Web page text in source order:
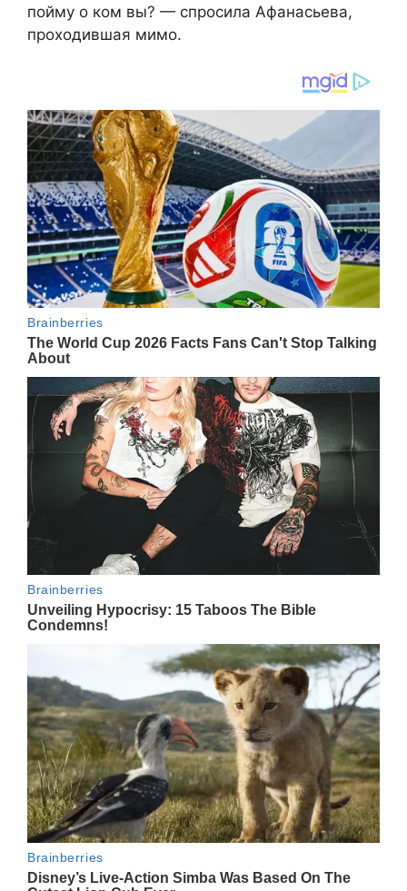
пойму о ком вы? — спросила Афанасьева,
проходившая мимо.